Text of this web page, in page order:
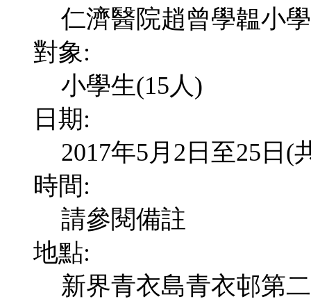
仁濟醫院趙曾學韞小學
對象:
小學生(15人)
日期:
2017年5月2日至25日(
時間:
請參閱備註
地點:
新界青衣島青衣邨第